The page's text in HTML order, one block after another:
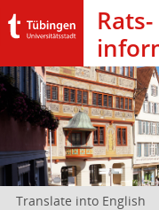
Rats­
Translate into English